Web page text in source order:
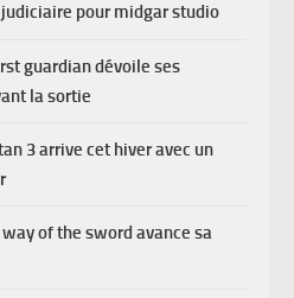
pour midgar studio
guardian dévoile ses
la sortie
3 arrive cet hiver avec un
of the sword avance sa